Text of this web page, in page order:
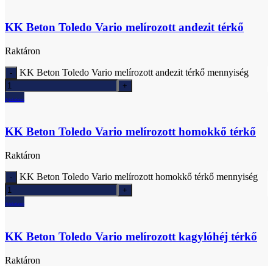
KK Beton Toledo Vario melírozott andezit térkő
Raktáron
KK Beton Toledo Vario melírozott andezit térkő mennyiség
Ajánlatkérés
KK Beton Toledo Vario melírozott homokkő térkő
Raktáron
KK Beton Toledo Vario melírozott homokkő térkő mennyiség
Ajánlatkérés
KK Beton Toledo Vario melírozott kagylóhéj térkő
Raktáron